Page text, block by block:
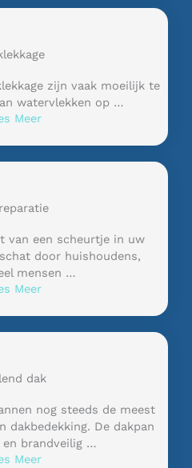
zijn vaak moeilijk te
watervlekken op …
Meer
van een scheurtje in uw
door huishoudens,
mensen …
Meer
dak
nog steeds de meest
dakbedekking. De dakpan
en brandveilig …
Meer